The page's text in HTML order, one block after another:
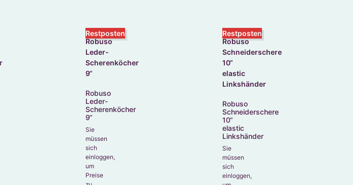
Restposten
Robuso
Leder-
Scherenköcher
9“
Sie
müssen
sich
einloggen,
um
Preise
Restposten
Robuso
Schneiderschere
10“
elastic
Linkshänder
Sie
müssen
sich
einloggen,